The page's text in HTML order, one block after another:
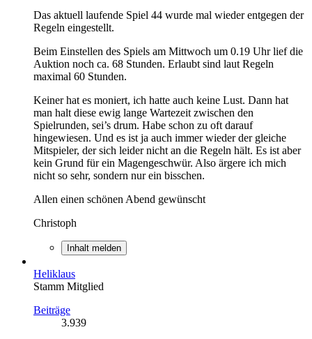
Das aktuell laufende Spiel 44 wurde mal wieder entgegen der
Regeln eingestellt.
Beim Einstellen des Spiels am Mittwoch um 0.19 Uhr lief die
Auktion noch ca. 68 Stunden. Erlaubt sind laut Regeln
maximal 60 Stunden.
Keiner hat es moniert, ich hatte auch keine Lust. Dann hat
man halt diese ewig lange Wartezeit zwischen den
Spielrunden, sei’s drum. Habe schon zu oft darauf
hingewiesen. Und es ist ja auch immer wieder der gleiche
Mitspieler, der sich leider nicht an die Regeln hält. Es ist aber
kein Grund für ein Magengeschwür. Also ärgere ich mich
nicht so sehr, sondern nur ein bisschen.
Allen einen schönen Abend gewünscht
Christoph
Inhalt melden
Heliklaus
Stamm Mitglied
Beiträge
3.939